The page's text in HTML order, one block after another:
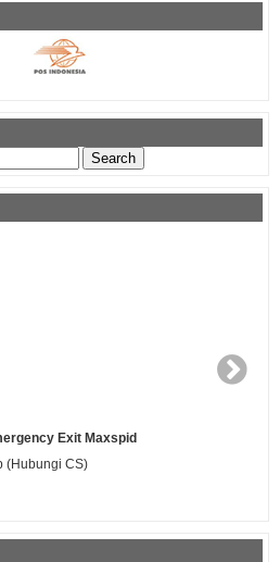
Exit Maxspid
(Hubungi CS)